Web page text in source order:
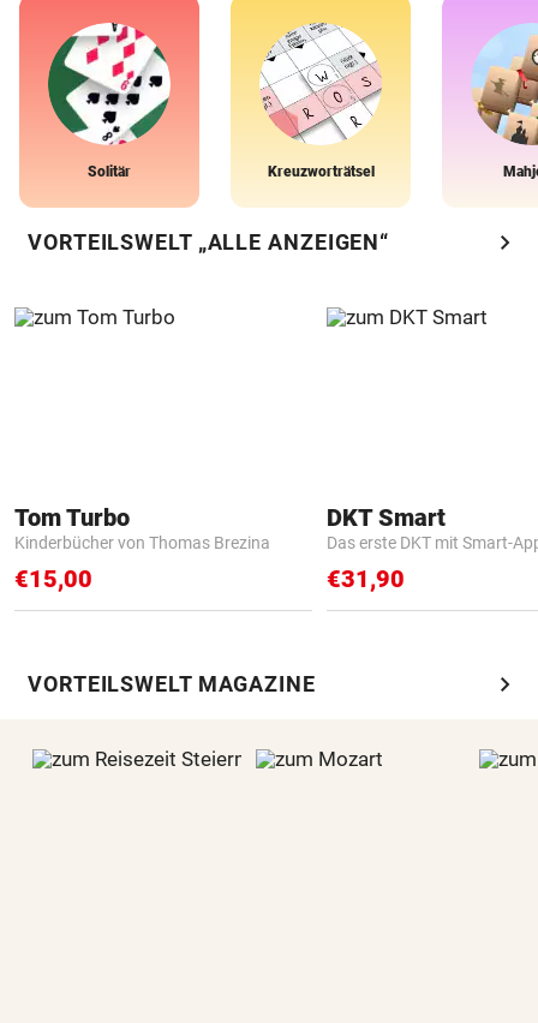
Solitär Kreuzworträtsel
VORTEILSWELT „ALLE ANZEIGEN“ chevron_right
Tom Turbo
Kinderbücher von Thomas Brezina
€15,00
DKT Smart
Das erste DKT mit Smart-
€31,90
VORTEILSWELT MAGAZINE chevron_right